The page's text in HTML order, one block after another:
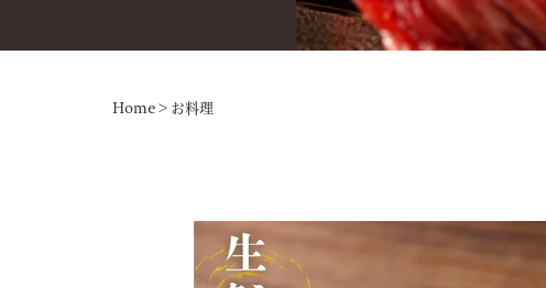
Home> お料理